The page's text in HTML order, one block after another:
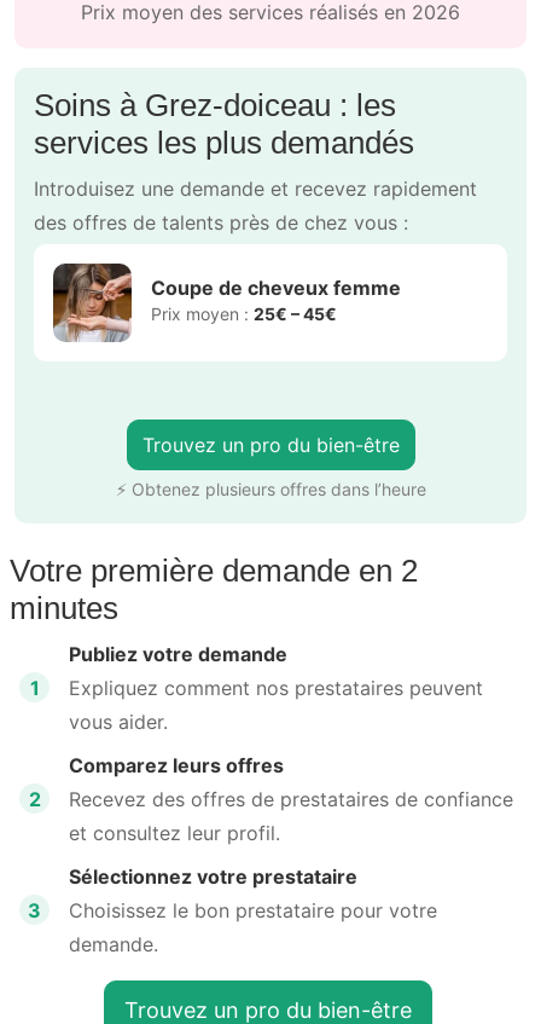
Prix moyen des services réalisés en 2026
Soins à Grez-doiceau : les
services les plus demandés
Introduisez une demande et recevez rapidement
des offres de talents près de chez vous :
Coupe de cheveux femme
Prix moyen : 25€ – 45€
Trouvez un pro du bien-être
⚡ Obtenez plusieurs offres dans l’heure
Votre première demande en 2
minutes
1
Publiez votre demande
Expliquez comment nos prestataires peuvent
vous aider.
2
Comparez leurs offres
Recevez des offres de prestataires de confiance
et consultez leur profil.
3
Sélectionnez votre prestataire
Choisissez le bon prestataire pour votre
demande.
Trouvez un pro du bien-être